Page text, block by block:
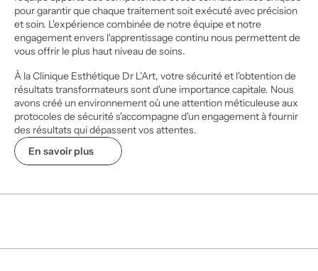
pour garantir que chaque traitement soit exécuté avec précision
et soin. L'expérience combinée de notre équipe et notre
engagement envers l'apprentissage continu nous permettent de
vous offrir le plus haut niveau de soins.
À la Clinique Esthétique Dr L’Art, votre sécurité et l'obtention de
résultats transformateurs sont d'une importance capitale. Nous
avons créé un environnement où une attention méticuleuse aux
protocoles de sécurité s'accompagne d'un engagement à fournir
des résultats qui dépassent vos attentes.
En savoir plus